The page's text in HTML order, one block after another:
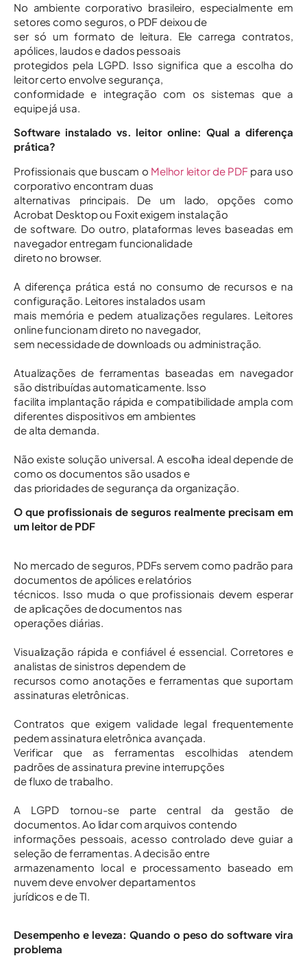
No ambiente corporativo brasileiro, especialmente em
setores como seguros, o PDF deixou de
ser só um formato de leitura. Ele carrega contratos,
apólices, laudos e dados pessoais
protegidos pela LGPD. Isso significa que a escolha do
leitor certo envolve segurança,
conformidade e integração com os sistemas que a
equipe já usa.
Software instalado vs. leitor online: Qual a diferença
prática?
Profissionais que buscam o Melhor leitor de PDF para uso
corporativo encontram duas
alternativas principais. De um lado, opções como
Acrobat Desktop ou Foxit exigem instalação
de software. Do outro, plataformas leves baseadas em
navegador entregam funcionalidade
direto no browser.
A diferença prática está no consumo de recursos e na
configuração. Leitores instalados usam
mais memória e pedem atualizações regulares. Leitores
online funcionam direto no navegador,
sem necessidade de downloads ou administração.
Atualizações de ferramentas baseadas em navegador
são distribuídas automaticamente. Isso
facilita implantação rápida e compatibilidade ampla com
diferentes dispositivos em ambientes
de alta demanda.
Não existe solução universal. A escolha ideal depende de
como os documentos são usados e
das prioridades de segurança da organização.
O que profissionais de seguros realmente precisam em
um leitor de PDF
No mercado de seguros, PDFs servem como padrão para
documentos de apólices e relatórios
técnicos. Isso muda o que profissionais devem esperar
de aplicações de documentos nas
operações diárias.
Visualização rápida e confiável é essencial. Corretores e
analistas de sinistros dependem de
recursos como anotações e ferramentas que suportam
assinaturas eletrônicas.
Contratos que exigem validade legal frequentemente
pedem assinatura eletrônica avançada.
Verificar que as ferramentas escolhidas atendem
padrões de assinatura previne interrupções
de fluxo de trabalho.
A LGPD tornou-se parte central da gestão de
documentos. Ao lidar com arquivos contendo
informações pessoais, acesso controlado deve guiar a
seleção de ferramentas. A decisão entre
armazenamento local e processamento baseado em
nuvem deve envolver departamentos
jurídicos e de TI.
Desempenho e leveza: Quando o peso do software vira
problema